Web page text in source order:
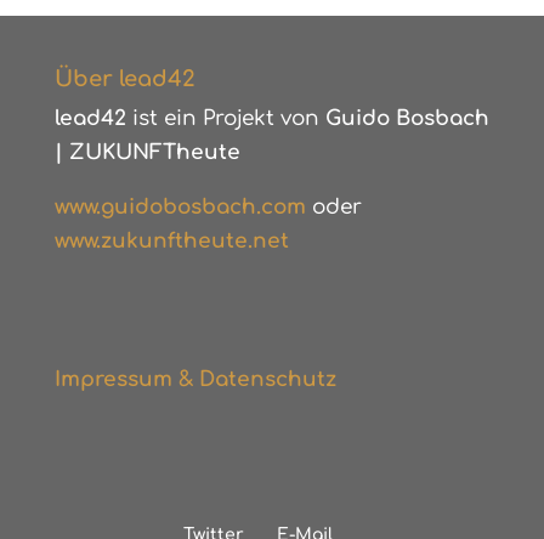
Über lead42
lead42 ist ein Projekt von Guido Bosbach
ZUKUNFTheute
www.guidobosbach.com oder
www.zukunftheute.net
Impressum & Datenschutz
Twitter E-Mail